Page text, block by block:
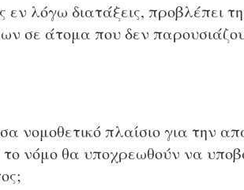
εν λόγω διατάξεις, προβλέπει
σε άτομα που δεν
νομοθετικό πλαίσιο για την
νόμο θα υποχρεωθούν να